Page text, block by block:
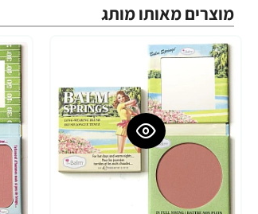
מוצרים מאותו מותג